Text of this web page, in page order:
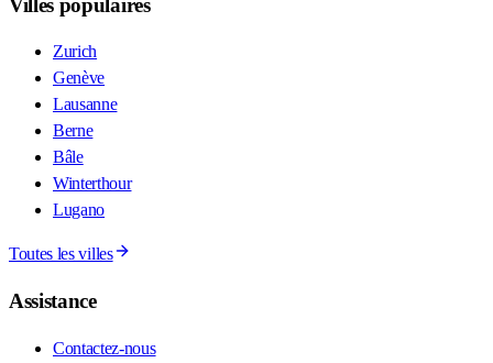
Zurich
Genève
Lausanne
Berne
Bâle
Winterthour
Lugano
Toutes les villes
Assistance
Contactez-nous